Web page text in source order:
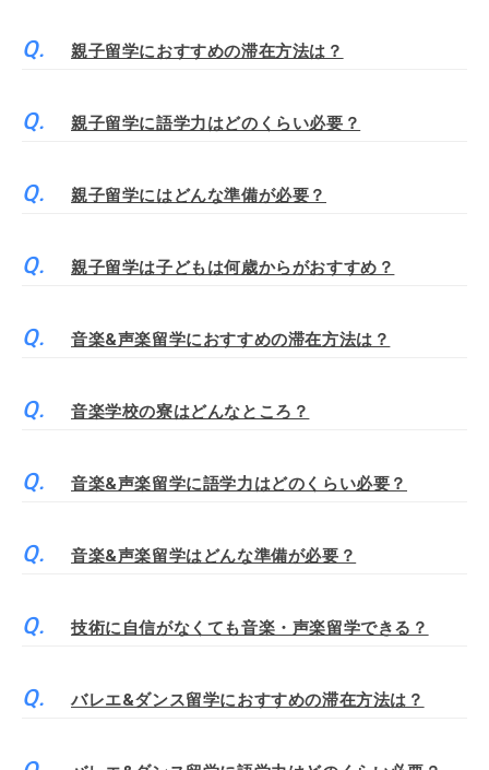
親子留学におすすめの滞在方法は？
親子留学に語学力はどのくらい必要？
親子留学にはどんな準備が必要？
親子留学は子どもは何歳からがおすすめ？
音楽&声楽留学におすすめの滞在方法は？
音楽学校の寮はどんなところ？
音楽&声楽留学に語学力はどのくらい必要？
音楽&声楽留学はどんな準備が必要？
技術に自信がなくても音楽・声楽留学できる？
バレエ&ダンス留学におすすめの滞在方法は？